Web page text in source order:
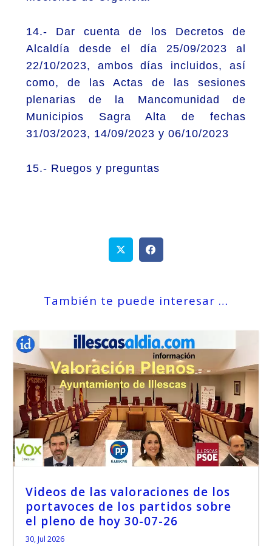
14.- Dar cuenta de los Decretos de
Alcaldía desde el día 25/09/2023 al
22/10/2023, ambos días incluidos, así
como, de las Actas de las sesiones
plenarias de la Mancomunidad de
Municipios Sagra Alta de fechas
31/03/2023, 14/09/2023 y 06/10/2023
15.- Ruegos y preguntas
También te puede interesar …
Videos de las valoraciones de los
portavoces de los partidos sobre
el pleno de hoy 30-07-26
30, Jul 2026